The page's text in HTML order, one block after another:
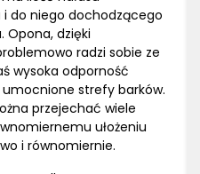
do niego dochodzącego
Opona, dzięki
radzi sobie ze
wysoka odporność
strefy barków.
przejechać wiele
ułożeniu
i równomiernie.